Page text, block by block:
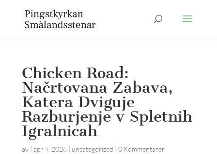
Chicken Road:
Načrtovana Zabava,
Katera Dviguje
Razburjenje v Spletnih
Igralnicah
av | apr 4, 2026| uncategorized | 0 Kommentarer